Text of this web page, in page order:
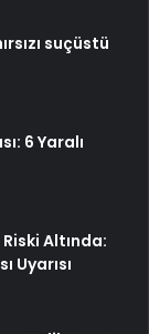
suçüstü
6 Yaralı
Altında:
Uyarısı